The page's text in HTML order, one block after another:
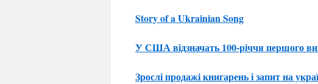
Story of a Ukrainian Song
У США відзначать 100-річчя першого
Зрослі продажі книгарень і запит на